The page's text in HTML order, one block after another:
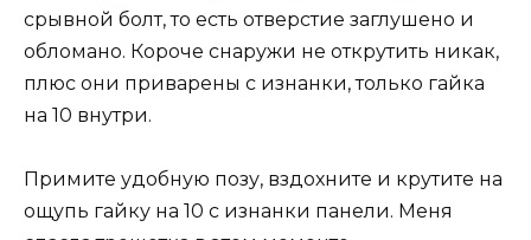
срывной болт, то есть отверстие заглушено и
обломано. Короче снаружи не открутить никак,
плюс они приварены с изнанки, только гайка
на 10 внутри.
Примите удобную позу, вздохните и крутите на
ощупь гайку на 10 с изнанки панели. Меня